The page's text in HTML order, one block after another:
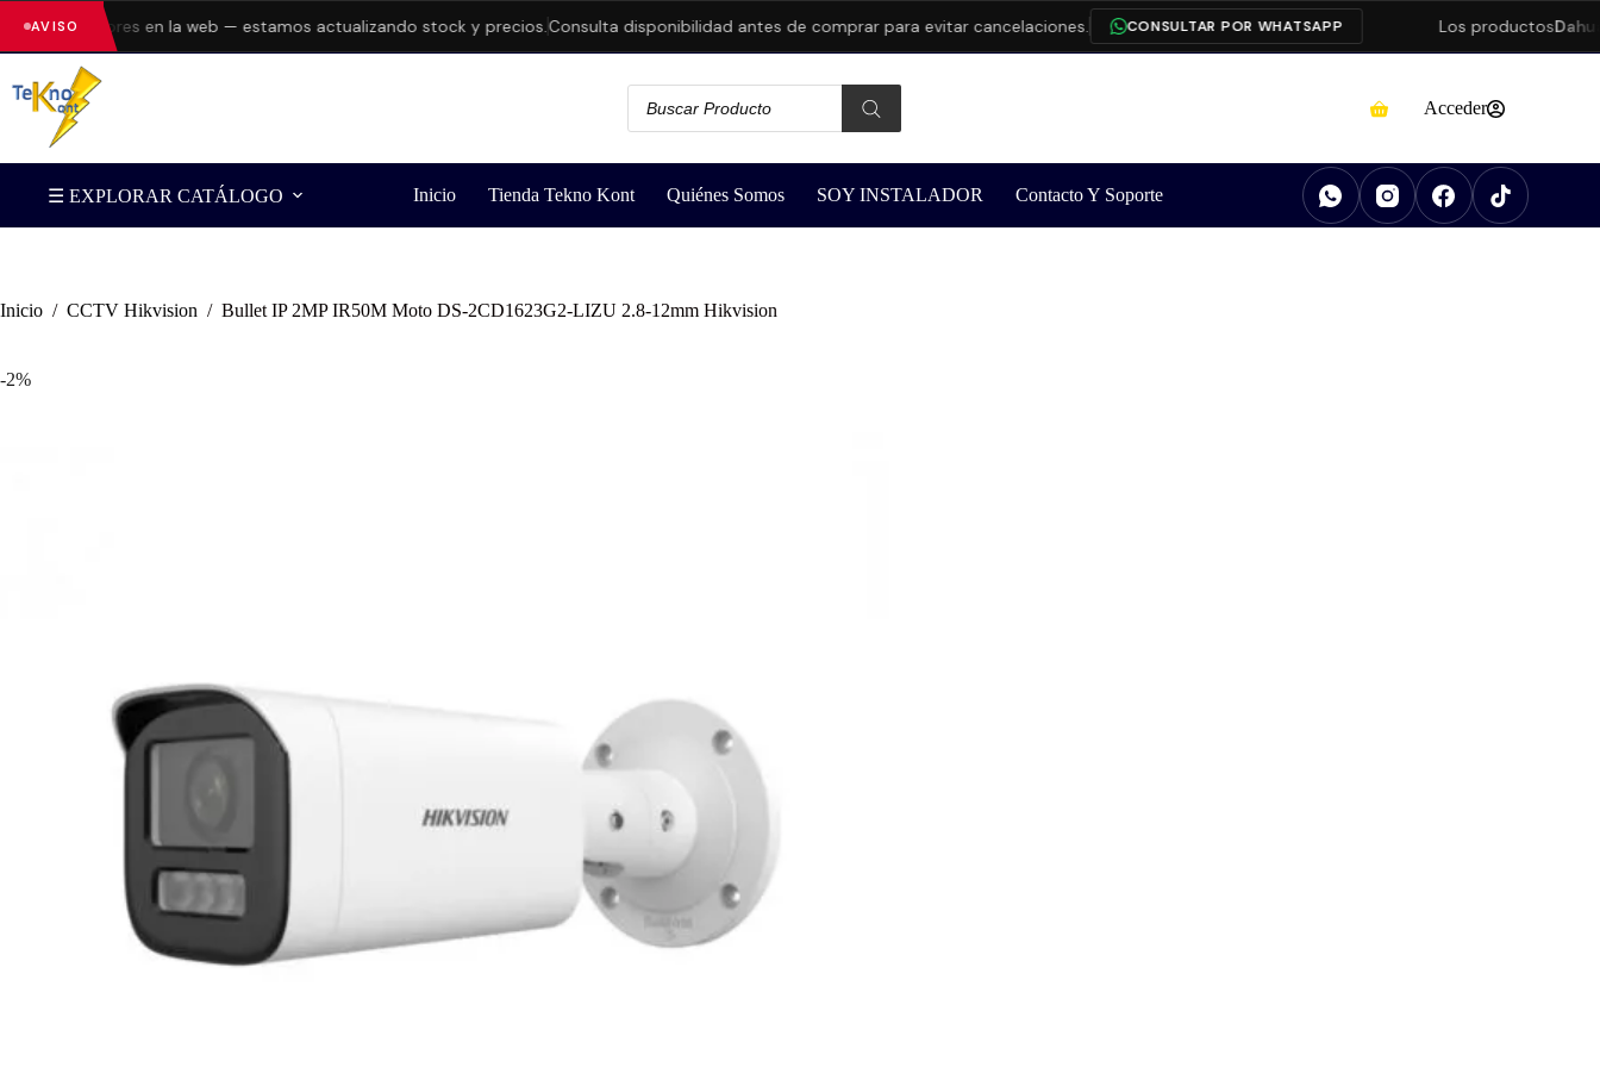
AVISOerrores en la web — estamos actualizando stock y precios.Consulta disponibilidad antes de comprar para evitar cancelaciones. CONSULTAR POR WHATSAPP Los productosDahua
Acceder
☰ EXPLORAR CATÁLOGO Inicio Tienda Tekno Kont Quiénes Somos SOY INSTALADOR Contacto Y Soporte
Inicio / CCTV Hikvision / Bullet IP 2MP IR50M Moto DS-2CD1623G2-LIZU 2.8-12mm Hikvision
-2%